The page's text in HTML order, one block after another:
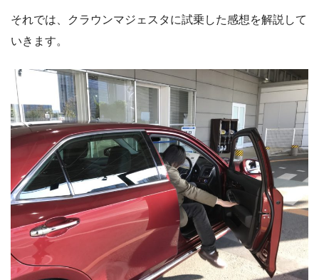
それでは、クラウンマジェスタに試乗した感想を解説して
いきます。